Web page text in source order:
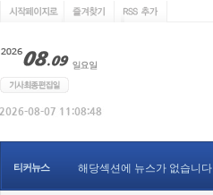
티커뉴스 해당섹션에 뉴스가 없습니다